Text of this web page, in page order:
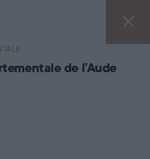
de l’Aude